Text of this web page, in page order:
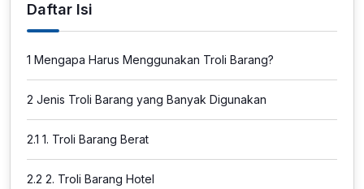
Daftar Isi
1 Mengapa Harus Menggunakan Troli Barang?
2 Jenis Troli Barang yang Banyak Digunakan
2.1 1. Troli Barang Berat
2.2 2. Troli Barang Hotel